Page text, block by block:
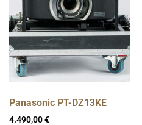
Panasonic PT-DZ13KE
4.490,00€